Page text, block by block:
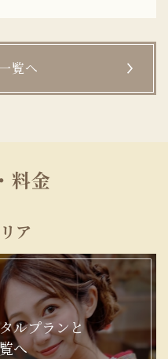
覧へ
料金
ア
ルプランと
へ